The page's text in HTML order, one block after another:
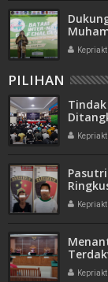
PILIHAN
Tindak